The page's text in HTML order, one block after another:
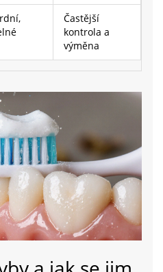
Častější
kontrola a
výměna